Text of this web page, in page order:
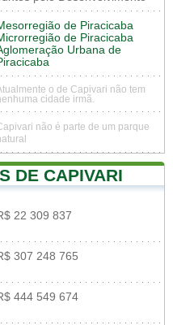
de Piracicaba
de Piracicaba
Urbana de
o de Capivari não tem
cidade irmã.
não é parte de um parque
DE CAPIVARI
22 309 837
307 248 765
444 549 674